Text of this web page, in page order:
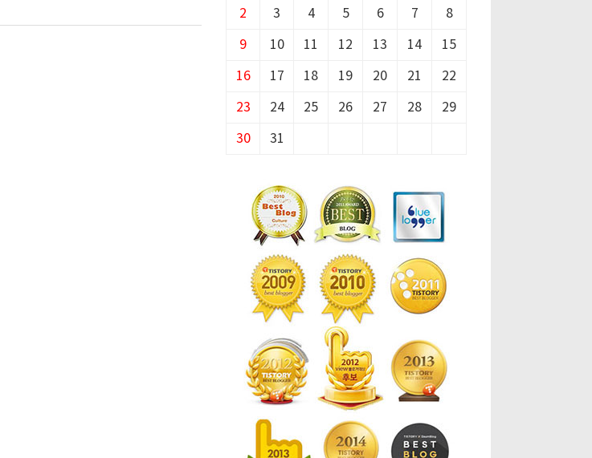
2 3 4 5 6 7 8
9 10 11 12 13 14 15
16 17 18 19 20 21 22
23 24 25 26 27 28 29
30 31